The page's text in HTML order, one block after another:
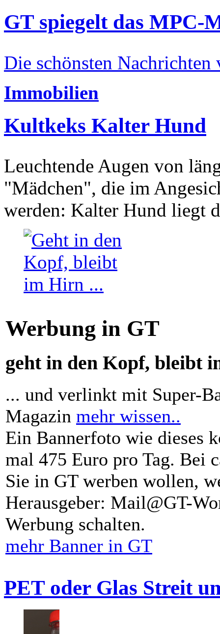
GT spiegelt das MPC-
Die schönsten Nachrichten
Immobilien
Kultkeks Kalter Hund
Leuchtende Augen von
"Mädchen", die im
werden: Kalter Hund liegt
Werbung in GT
geht in den Kopf, bleibt
... und verlinkt mit Super-
Magazin mehr wissen..
Ein Bannerfoto wie dieses
mal 475 Euro pro Tag. Bei
Sie in GT werben wollen,
Herausgeber: Mail@GT-
Werbung schalten.
mehr Banner in GT
PET oder Glas Streit